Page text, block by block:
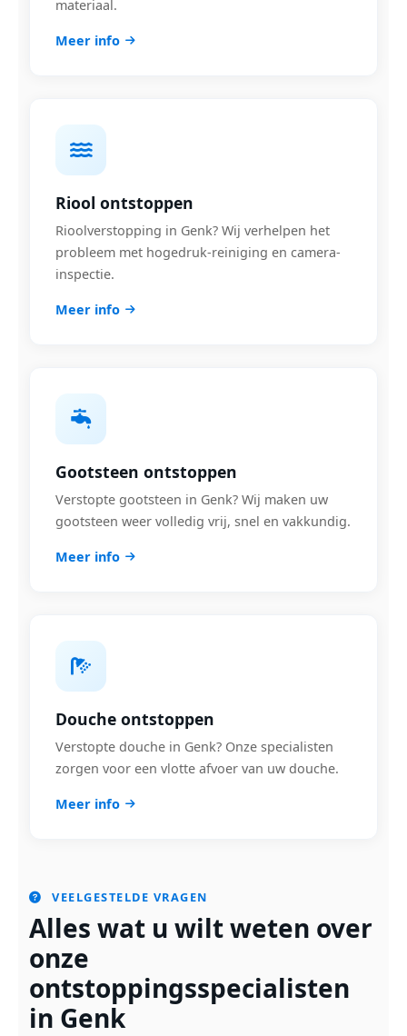
materiaal.
Meer info
Riool ontstoppen
Rioolverstopping in Genk? Wij verhelpen het
probleem met hogedruk-reiniging en camera-
inspectie.
Meer info
Gootsteen ontstoppen
Verstopte gootsteen in Genk? Wij maken uw
gootsteen weer volledig vrij, snel en vakkundig.
Meer info
Douche ontstoppen
Verstopte douche in Genk? Onze specialisten
zorgen voor een vlotte afvoer van uw douche.
Meer info
VEELGESTELDE VRAGEN
Alles wat u wilt weten over
onze
ontstoppingsspecialisten
in Genk